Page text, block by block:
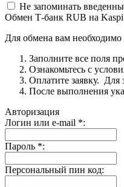
Не запоминать
Обмен Т-банк RUB на
Для обмена вам
Заполните все поля
Ознакомьтесь с
Оплатите заявку. Для
После выполнения
Авторизация
Логин или e-mail *:
Пароль *:
Персональный пин код: